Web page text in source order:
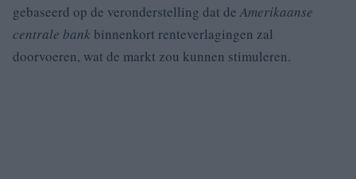
gebaseerd op de veronderstelling dat deAmerikaanse
centrale bank binnenkort renteverlagingen zal
doorvoeren, wat de markt zou kunnen stimuleren.